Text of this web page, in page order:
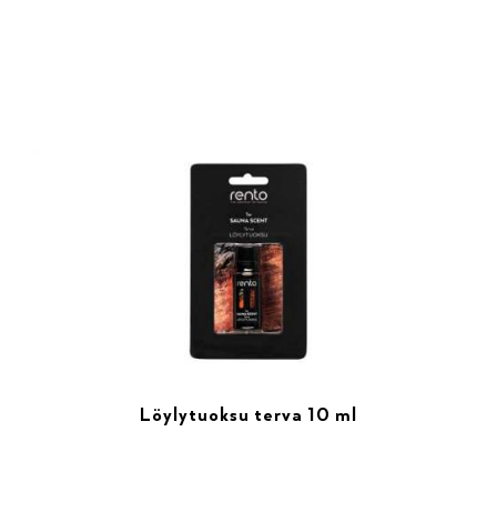
Löylytuoksu terva 10 ml